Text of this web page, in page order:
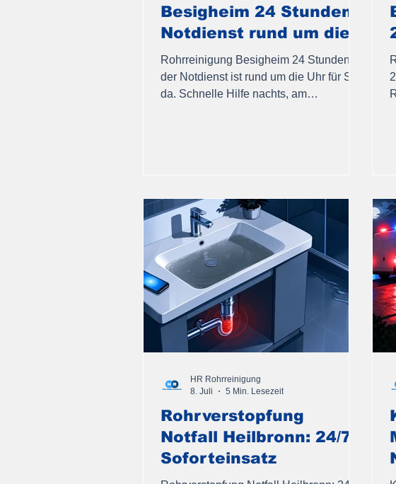
Besigheim 24 Stunden –
Notdienst rund um die
Uhr
Rohrreinigung Besigheim 24 Stunden –
der Notdienst ist rund um die Uhr für Sie
da. Schnelle Hilfe nachts, am
Rohrverstopfung
Notfall Heilbronn: 24/7
Soforteinsatz
HR Rohrreinigung
8. Juli
5 Min. Lesezeit